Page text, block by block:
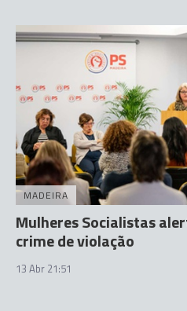
MADEIRA
Mulheres Socialistas
crime de violação
13 Abr 21:51